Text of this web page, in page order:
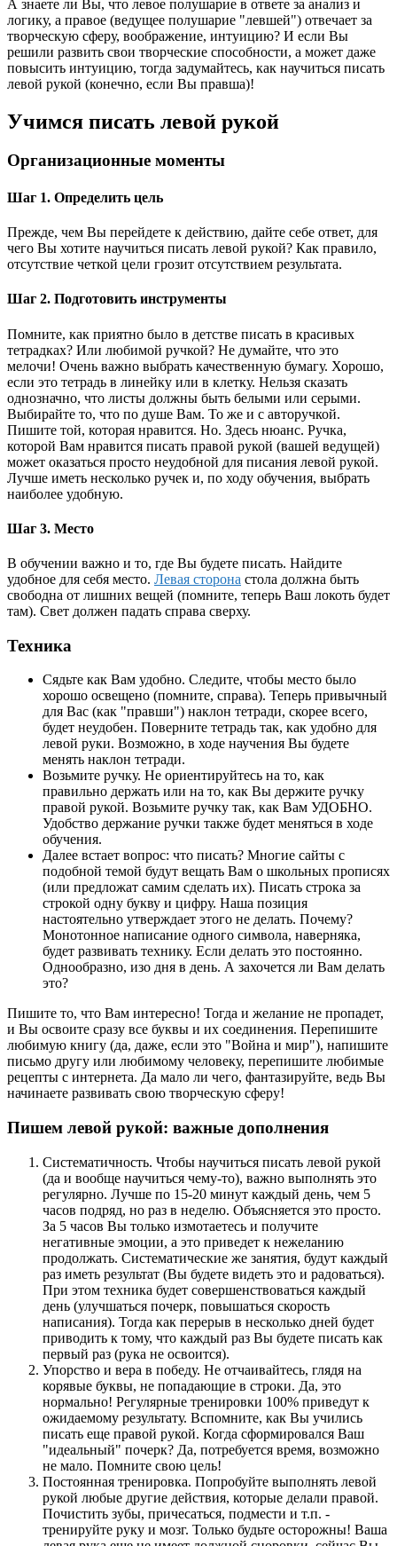
А знаете ли Вы, что левое полушарие в ответе за анализ и
логику, а правое (ведущее полушарие "левшей") отвечает за
творческую сферу, воображение, интуицию? И если Вы
решили развить свои творческие способности, а может даже
повысить интуицию, тогда задумайтесь, как научиться писать
левой рукой (конечно, если Вы правша)!
Учимся писать левой рукой
Организационные моменты
Шаг 1. Определить цель
Прежде, чем Вы перейдете к действию, дайте себе ответ, для
чего Вы хотите научиться писать левой рукой? Как правило,
отсутствие четкой цели грозит отсутствием результата.
Шаг 2. Подготовить инструменты
Помните, как приятно было в детстве писать в красивых
тетрадках? Или любимой ручкой? Не думайте, что это
мелочи! Очень важно выбрать качественную бумагу. Хорошо,
если это тетрадь в линейку или в клетку. Нельзя сказать
однозначно, что листы должны быть белыми или серыми.
Выбирайте то, что по душе Вам. То же и с авторучкой.
Пишите той, которая нравится. Но. Здесь нюанс. Ручка,
которой Вам нравится писать правой рукой (вашей ведущей)
может оказаться просто неудобной для писания левой рукой.
Лучше иметь несколько ручек и, по ходу обучения, выбрать
наиболее удобную.
Шаг 3. Место
В обучении важно и то, где Вы будете писать. Найдите
удобное для себя место. Левая сторона стола должна быть
свободна от лишних вещей (помните, теперь Ваш локоть будет
там). Свет должен падать справа сверху.
Техника
Сядьте как Вам удобно. Следите, чтобы место было
хорошо освещено (помните, справа). Теперь привычный
для Вас (как "правши") наклон тетради, скорее всего,
будет неудобен. Поверните тетрадь так, как удобно для
левой руки. Возможно, в ходе научения Вы будете
менять наклон тетради.
Возьмите ручку. Не ориентируйтесь на то, как
правильно держать или на то, как Вы держите ручку
правой рукой. Возьмите ручку так, как Вам УДОБНО.
Удобство держание ручки также будет меняться в ходе
обучения.
Далее встает вопрос: что писать? Многие сайты с
подобной темой будут вещать Вам о школьных прописях
(или предложат самим сделать их). Писать строка за
строкой одну букву и цифру. Наша позиция
настоятельно утверждает этого не делать. Почему?
Монотонное написание одного символа, наверняка,
будет развивать технику. Если делать это постоянно.
Однообразно, изо дня в день. А захочется ли Вам делать
это?
Пишите то, что Вам интересно! Тогда и желание не пропадет,
и Вы освоите сразу все буквы и их соединения. Перепишите
любимую книгу (да, даже, если это "Война и мир"), напишите
письмо другу или любимому человеку, перепишите любимые
рецепты с интернета. Да мало ли чего, фантазируйте, ведь Вы
начинаете развивать свою творческую сферу!
Пишем левой рукой: важные дополнения
Систематичность. Чтобы научиться писать левой рукой
(да и вообще научиться чему-то), важно выполнять это
регулярно. Лучше по 15-20 минут каждый день, чем 5
часов подряд, но раз в неделю. Объясняется это просто.
За 5 часов Вы только измотаетесь и получите
негативные эмоции, а это приведет к нежеланию
продолжать. Систематические же занятия, будут каждый
раз иметь результат (Вы будете видеть это и радоваться).
При этом техника будет совершенствоваться каждый
день (улучшаться почерк, повышаться скорость
написания). Тогда как перерыв в несколько дней будет
приводить к тому, что каждый раз Вы будете писать как
первый раз (рука не освоится).
Упорство и вера в победу. Не отчаивайтесь, глядя на
корявые буквы, не попадающие в строки. Да, это
нормально! Регулярные тренировки 100% приведут к
ожидаемому результату. Вспомните, как Вы учились
писать еще правой рукой. Когда сформировался Ваш
"идеальный" почерк? Да, потребуется время, возможно
не мало. Помните свою цель!
Постоянная тренировка. Попробуйте выполнять левой
рукой любые другие действия, которые делали правой.
Почистить зубы, причесаться, подмести и т.п. -
тренируйте руку и мозг. Только будьте осторожны! Ваша